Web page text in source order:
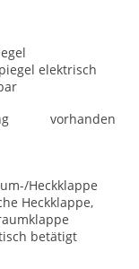
elektrisch
vorhanden
Heckklappe
Heckklappe,
betätigt